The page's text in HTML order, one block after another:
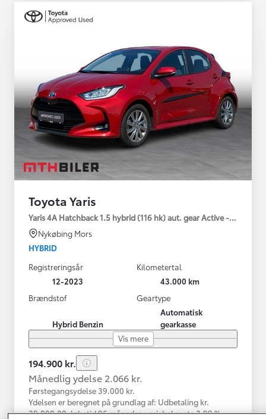
Toyota Yaris
Yaris 4A Hatchback 1.5 hybrid (116 hk) aut. gear Active -
Nykøbing Mors
HYBRID
Registreringsår
12-2023
Kilometertal
43.000 km
Brændstof
Hybrid Benzin
Geartype
Automatisk
gearkasse
Vis mere
194.900 kr.
Månedlig ydelse 2.066 kr.
Førstegangsydelse 39.000 kr.
Ydelsen er beregnet på grundlag af: Udbetaling kr.
39.000,00, løbetid 96 måneder, variabel rente 3,99 %,